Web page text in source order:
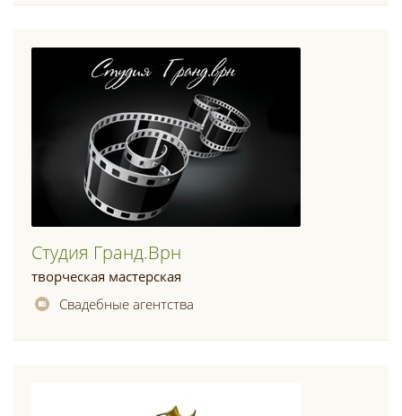
Студия Гранд.врн
творческая мастерская
Свадебные агентства